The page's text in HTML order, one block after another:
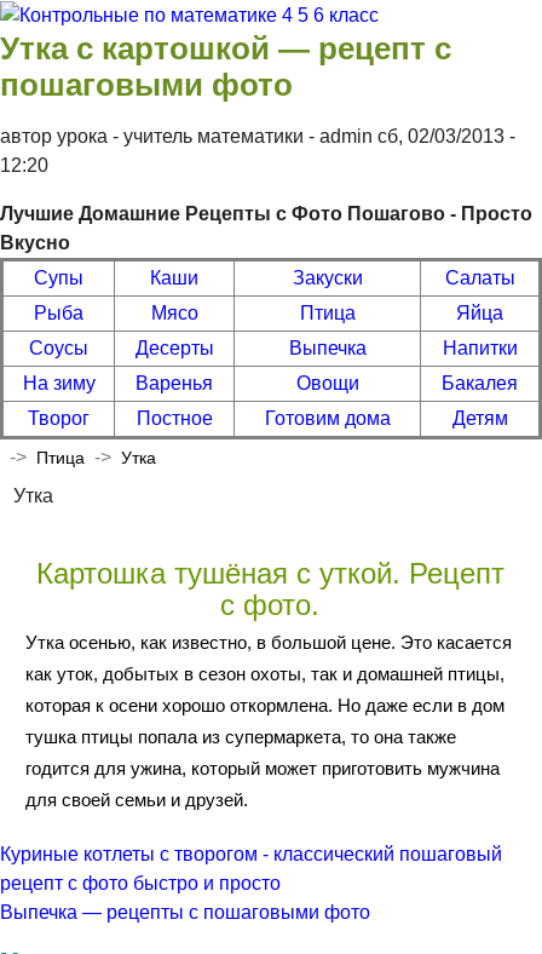
Перейти к основному содержанию
Контрольные
по
5 6 класс
Утка с картошкой — рецепт с
пошаговыми фото
автор урока - учитель математики - admin сб, 02/03/2013 -
12:20
Лучшие Домашние Рецепты с Фото Пошагово - Просто
Вкусно
Супы
Каши Закуски
Салаты
Рыба
Мясо Птица
Яйца
Соусы
Десерты Выпечка
Напитки
На зиму
Варенья Овощи
Бакалея
Творог
Постное Готовим дома
Детям
-> Птица ->Утка
Утка
Картошка тушёная с уткой. Рецепт
с фото.
Утка осенью, как известно, в большой цене. Это касается
как уток, добытых в сезон охоты, так и домашней птицы,
которая к осени хорошо откормлена. Но даже если в дом
тушка птицы попала из супермаркета, то она также
годится для ужина, который может приготовить мужчина
для своей семьи и друзей.
Куриные котлеты с творогом - классический пошаговый
рецепт с фото быстро и просто
Выпечка — рецепты с пошаговыми фото